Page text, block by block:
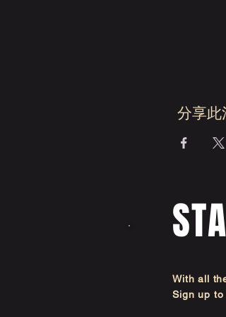
分享此
With all
Sign up to